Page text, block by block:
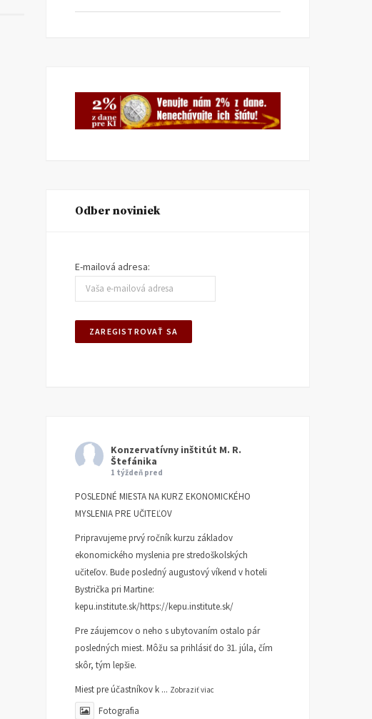
Odber noviniek
E-mailová adresa:
Konzervatívny inštitút M. R.
Štefánika
1 týždeň pred
POSLEDNÉ MIESTA NA KURZ EKONOMICKÉHO
MYSLENIA PRE UČITEĽOV
Pripravujeme prvý ročník kurzu základov
ekonomického myslenia pre stredoškolských
učiteľov. Bude posledný augustový víkend v hoteli
Bystrička pri Martine:
kepu.institute.sk/https://kepu.institute.sk/
Pre záujemcov o neho s ubytovaním ostalo pár
posledných miest. Môžu sa prihlásiť do 31. júla, čím
skôr, tým lepšie.
Miest pre účastníkov k ... Zobraziť viac
Fotografia